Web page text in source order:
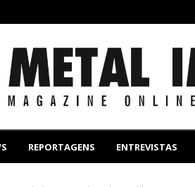
REPORTAGENS ENTREVISTAS